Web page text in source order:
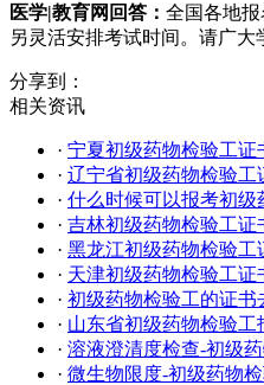
医学|教育网回答： 全国各地
另灵活安排考试时间。请广大
分享到：
相关资讯
· 宁夏初级药物检验工证
· 辽宁省初级药物检验工
· 什么时候可以报考初级
· 吉林初级药物检验工证
· 黑龙江初级药物检验工
· 天津初级药物检验工证
· 初级药物检验工的证书
· 山东省初级药物检验工
· 溶液澄清度检查-初级
· 微生物限度-初级药物